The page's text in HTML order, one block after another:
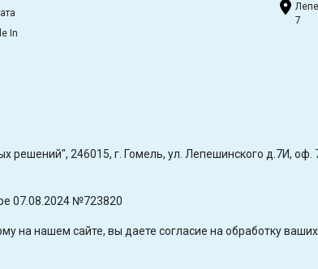
In
7
решений", 246015, г. Гомель, ул. Лепешинского д.7И,
07.08.2024 №723820
на нашем сайте, вы даете согласие на обработку